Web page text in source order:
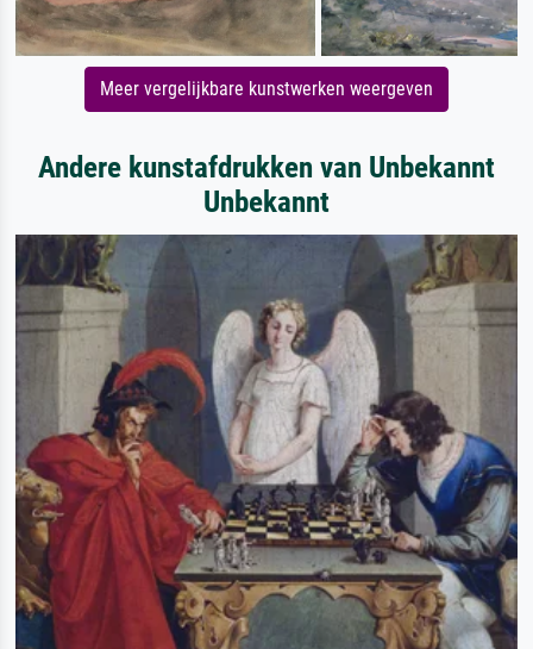
Meer vergelijkbare kunstwerken weergeven
Andere kunstafdrukken van Unbekannt
Unbekannt